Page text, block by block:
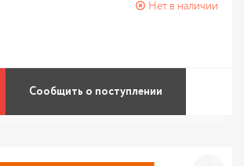
Нет в наличии
Сообщить о поступлении